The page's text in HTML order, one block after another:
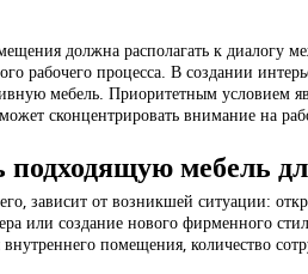
должна располагать к диалогу
рабочего процесса. В создании
мебель. Приоритетным условием
сконцентрировать внимание на
подходящую мебель
зависит от возникшей ситуации:
или создание нового фирменного
помещения, количество